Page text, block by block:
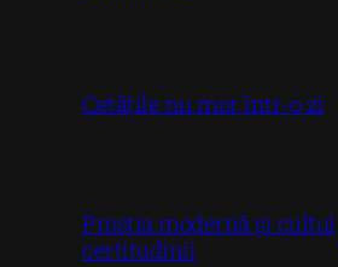
Cetățile nu mor într-o zi
Prostia modernă și cultul
certitudinii